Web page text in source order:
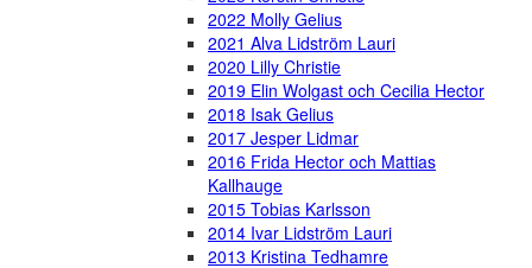
2022 Molly Gelius
2021 Alva Lidström Lauri
2020 Lilly Christie
2019 Elin Wolgast och Cecilia Hector
2018 Isak Gelius
2017 Jesper Lidmar
2016 Frida Hector och Mattias
Kallhauge
2015 Tobias Karlsson
2014 Ivar Lidström Lauri
2013 Kristina Tedhamre